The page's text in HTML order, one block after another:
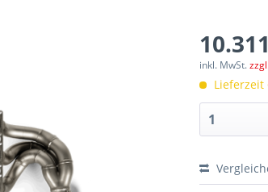
inkl. MwSt.
Lieferzeit